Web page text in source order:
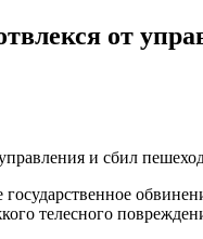
от
государственное
телесного